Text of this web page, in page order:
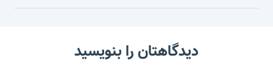
دیدگاهتان را بنویسید